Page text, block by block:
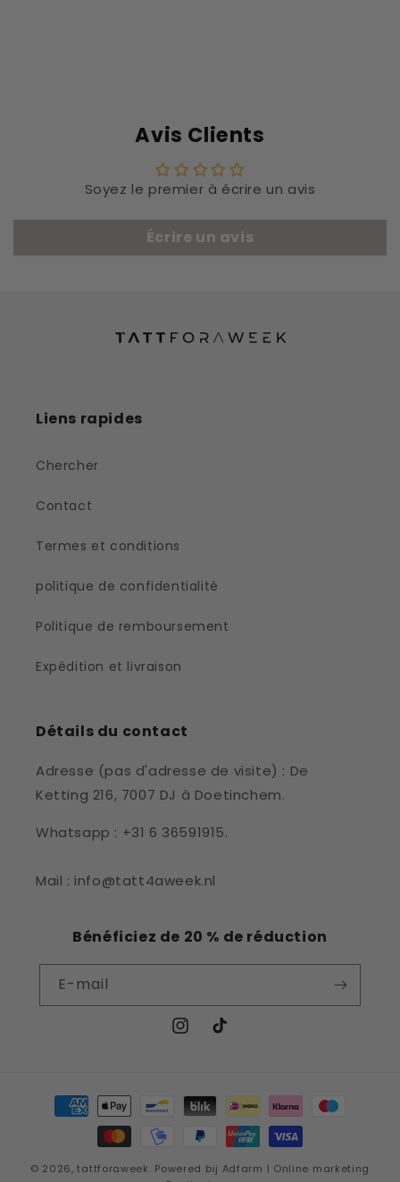
Avis Clients
Soyez le premier à écrire un avis
Écrire un avis
Liens rapides
Chercher
Contact
Termes et conditions
politique de confidentialité
Politique de remboursement
Expédition et livraison
Détails du contact
Adresse (pas d'adresse de visite) : De
Ketting 216, 7007 DJ à Doetinchem.
Whatsapp : +31 6 36591915.
Mail : info@tatt4aweek.nl
Bénéficiez de 20 % de réduction
E-mail
Instagram
TikTok
Moyens
paiement
© 2026,tattforaweek. Powered bij Adfarm | Online marketing